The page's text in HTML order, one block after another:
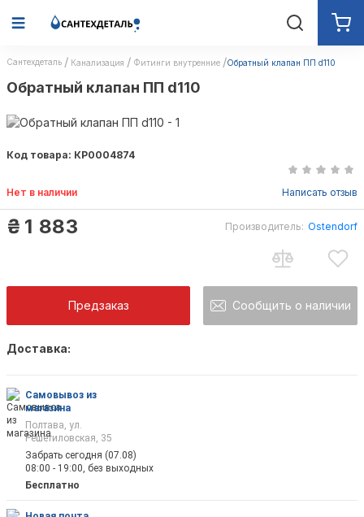
Сантехдеталь Канализация Фитинги внутренние Обратный клапан ПП d110
Обратный клапан ПП d110
Код товара: КР0004874
Нет в наличии Написать отзыв
₴ 1 883 Производитель: Ostendorf
Предзаказ Сообщить о наличии
Доставка:
Самовывоз из
магазина
Полтава, ул.
Решетиловская, 35
Забрать сегодня (07.08)
08:00 - 19:00, без выходных
Бесплатно